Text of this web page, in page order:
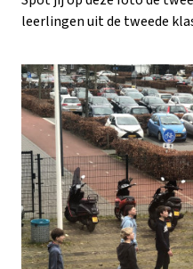
leerlingen uit de tweede